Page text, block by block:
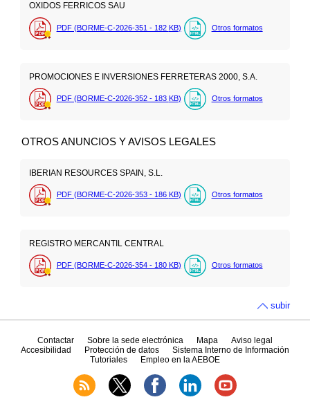
OXIDOS FERRICOS SAU
PDF (BORME-C-2026-351 - 182 KB) Otros formatos
PROMOCIONES E INVERSIONES FERRETERAS 2000, S.A.
PDF (BORME-C-2026-352 - 183 KB) Otros formatos
OTROS ANUNCIOS Y AVISOS LEGALES
IBERIAN RESOURCES SPAIN, S.L.
PDF (BORME-C-2026-353 - 186 KB) Otros formatos
REGISTRO MERCANTIL CENTRAL
PDF (BORME-C-2026-354 - 180 KB) Otros formatos
subir
Contactar Sobre la sede electrónica Mapa
Aviso legal
Accesibilidad
Protección de datos
Sistema Interno de Información
Tutoriales
Empleo en la AEBOE